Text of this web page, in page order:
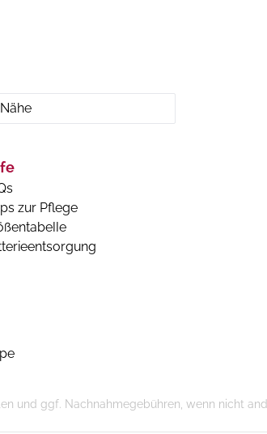
zur Pflege
und ggf. Nachnahmegebühren, wenn nicht